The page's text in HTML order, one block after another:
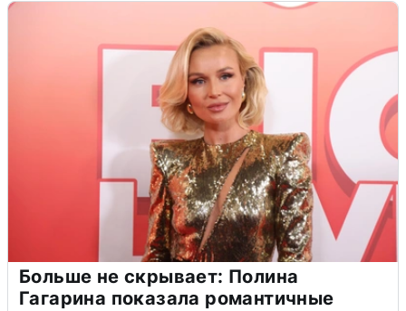
Больше не скрывает: Полина
Гагарина показала романтичные